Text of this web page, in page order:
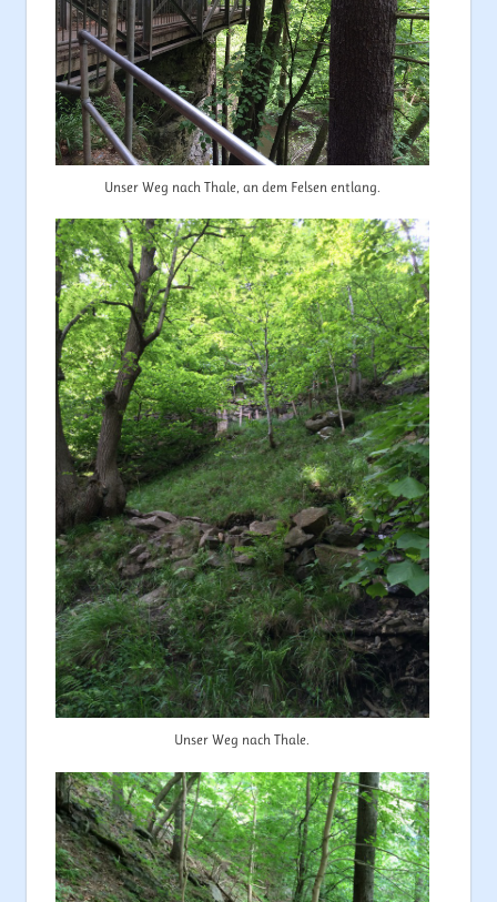
Unser Weg nach Thale, an dem Felsen entlang.
Unser Weg nach Thale.